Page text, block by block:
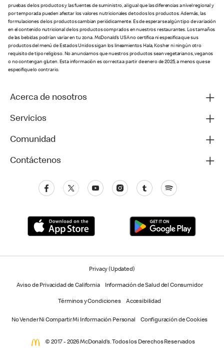
pruebas de los productos y las fuentes de suministro, al igual que las diferencias a nivel regional y
por temporada pueden afectar los valores nutricionales de todos los productos. Además, las
formulaciones de los productos cambian periódicamente. Es de esperarse algún tipo de variación
en el contenido nutricional de los productos comprados en nuestros restaurantes. Los tamaños
de las bebidas podrían variar en tu zona. McDonald’s USA no certifica ni especifica que sus
productos del menú de Estados Unidos sigan los lineamientos Hala, Kosher ni ningún otro
requisito de tipo religioso. No anunciamos que nuestros productos sean vegetarianos, veganos
o no contengan gluten. Esta información es correcta a partir de enero de 2025, a menos que se
especifique lo contrario.
Acerca de nosotros
Servicios
Comunidad
Contáctenos
Privacy (Updated)
Aviso de Privacidad de California Información de Salud del Consumidor
Términos y Condiciones Accesibilidad
No Vender Ni Compartir Mi Información Personal Configuración de Cookies
© 2017 - 2026 McDonald’s. Todos los Derechos Reservados